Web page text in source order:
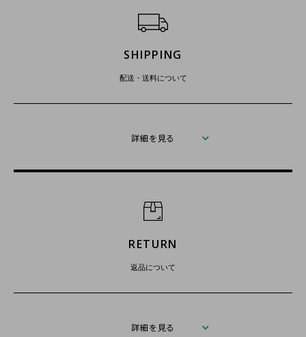
SHIPPING
配送・送料について
詳細を見る
RETURN
返品について
詳細を見る